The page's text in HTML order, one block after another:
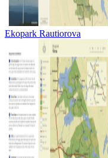
Ekopark Rautiorova